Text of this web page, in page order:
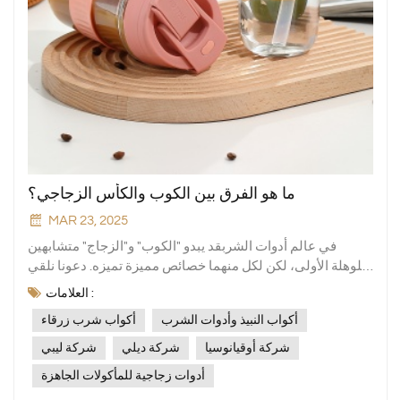
ما هو الفرق بين الكوب والكأس الزجاجي؟
MAR 23, 2025
في عالم أدوات الشربقد يبدو "الكوب" و"الزجاج" متشابهين
للوهلة الأولى، لكن لكل منهما خصائص مميزة تميزه. دعونا نلقي
نظرة فاحصة على الاختلافات بين الكوب (بما في ذلك الزجاجي)
والزجاج العادي.1. التنوع المادينظارات عاديةعادةً، عندما نفكر
في الزجاج، نتخيل زجاجًا شفافًا وهشًا مصنوعًا من زجاج الصودا
والليمون. يُعد هذا النوع من الزجاج مثاليًا لتقديم المشروبات في
المنزل أو المطاعم، إذ يوفر رؤية نقية وواضحة للمشروبات، سواءً
كانت مياهًا صافية كالكريستال، أو عصيرًا ملونًا، أو نبيذًا فوارًا. ومع
العلامات :
أكواب شرب زرقاء أكواب النبيذ وأدوات الشرب
شركة ليبي شركة ديلي شركة أوقيانوسيا
أدوات زجاجية للمأكولات الجاهزة